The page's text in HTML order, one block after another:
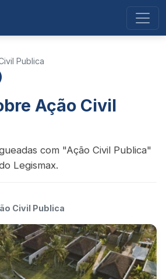
Publica
Ação Civil
com "Ação Civil Publica"
Legismax.
Civil Publica